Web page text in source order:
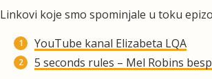
Linkovi koje smo spominjale u toku
YouTube kanal Elizabeta LQA
5 seconds rules – Mel Robins